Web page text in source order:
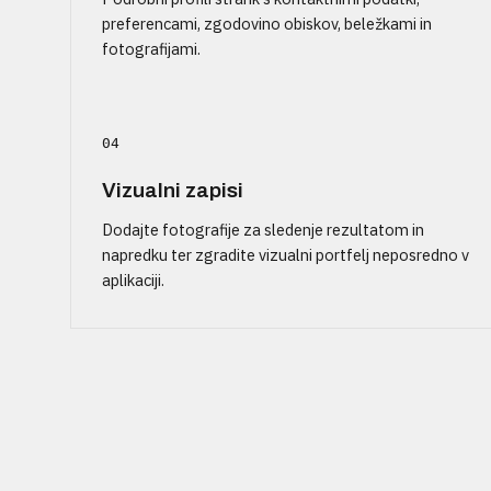
preferencami, zgodovino obiskov, beležkami in
fotografijami.
04
Vizualni zapisi
Dodajte fotografije za sledenje rezultatom in
napredku ter zgradite vizualni portfelj neposredno v
aplikaciji.